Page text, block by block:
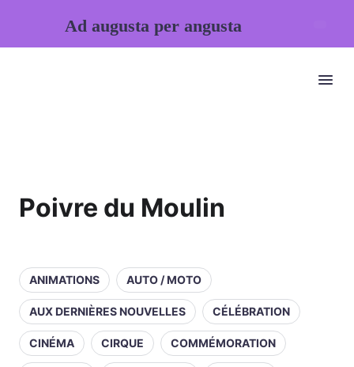
Poivre du Moulin
ANIMATIONS AUTO / MOTO
AUX DERNIÈRES NOUVELLES CÉLÉBRATION
CINÉMA CIRQUE COMMÉMORATION
Ad augusta per angusta